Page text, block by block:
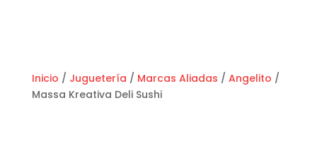
Inicio / Juguetería / Marcas Aliadas / Angelito /
Massa Kreativa Deli Sushi